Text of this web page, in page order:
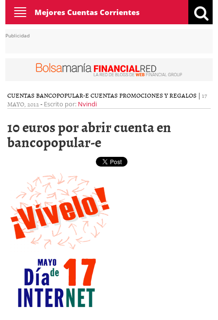
Toggle
navigation
Mejores Cuentas Corrientes
Publicidad
CUENTAS BANCOPOPULAR-E CUENTAS PROMOCIONES Y REGALOS | 17
MAYO, 2012- Escrito por: Nvindi
10 euros por abrir cuenta en
bancopopular-e